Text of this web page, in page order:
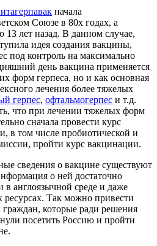
начала
Союзе в 80х годах, а
13 лет назад. В данном случае,
идея создания вакцины,
под контроль на максимально
день вакцина применяется
форм герпеса, но и как основная
лечения более тяжелых
герпес, офтальмогерпес и т.д.
что при лечении тяжелых форм
сначала провести курс
в том числе пробиотической и
пройти курс вакцинации.
сведения о вакцине существуют
о ней достаточно
в англоязычной среде и даже
ресурсах. Так можно привести
которые ради решения
посетить Россию и пройти